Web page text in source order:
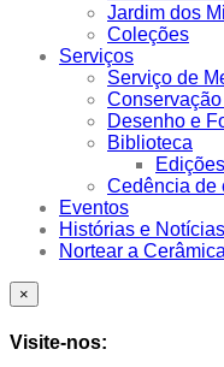
Jardim dos
Coleções
Serviços
Serviço de
Desenho e
Biblioteca
Edições
Cedência de
Eventos
Histórias e Notícias
Nortear a Cerâmica
×
Visite-nos: